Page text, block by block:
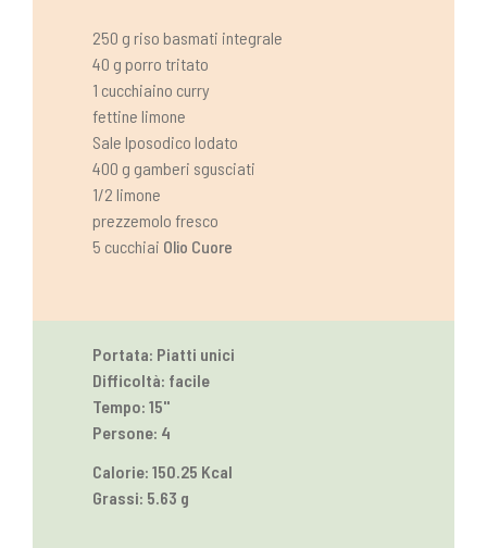
250 g riso basmati integrale
40 g porro tritato
1 cucchiaino curry
fettine limone
Sale Iposodico Iodato
400 g gamberi sgusciati
1/2 limone
prezzemolo fresco
5 cucchiai Olio Cuore
Portata: Piatti unici
Difficoltà: facile
Tempo: 15''
Persone: 4
Calorie: 150.25 Kcal
Grassi: 5.63 g